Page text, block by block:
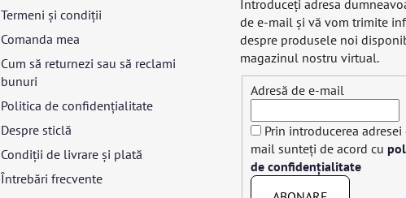
Termeni și condiții
Comanda mea
Cum să returnezi sau să reclami
bunuri
Politica de confidențialitate
Despre sticlă
Condiții de livrare și plată
Întrebări frecvente
Introduceţi adresa
de e-mail şi vă vom trimite
despre produsele noi
magazinul nostru virtual.
Adresă de e-mail
Prin introducerea adresei
mail sunteți de acord cu
de confidențialitate